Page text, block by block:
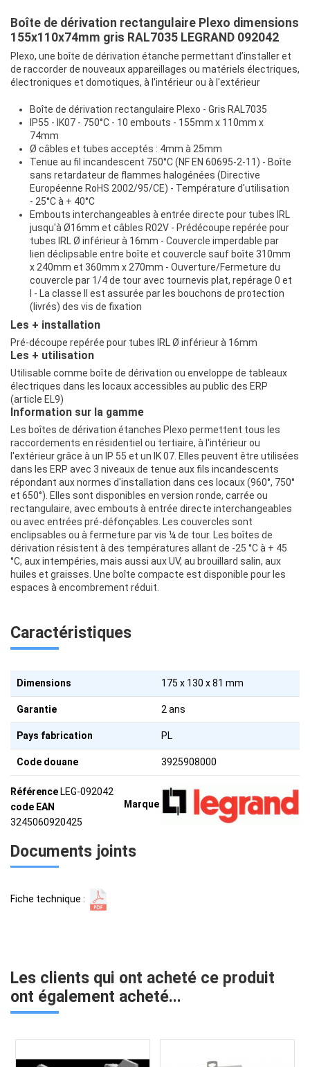
Boîte de dérivation rectangulaire Plexo dimensions
155x110x74mm gris RAL7035 LEGRAND 092042
Plexo, une boîte de dérivation étanche permettant d’installer et
de raccorder de nouveaux appareillages ou matériels électriques,
électroniques et domotiques, à l'intérieur ou à l'extérieur
Boîte de dérivation rectangulaire Plexo - Gris RAL7035
IP55 - IK07 - 750°C - 10 embouts - 155mm x 110mm x
74mm
Ø câbles et tubes acceptés : 4mm à 25mm
Tenue au fil incandescent 750°C (NF EN 60695-2-11) - Boîte
sans retardateur de flammes halogénées (Directive
Européenne RoHS 2002/95/CE) - Température d'utilisation
- 25°C à + 40°C
Embouts interchangeables à entrée directe pour tubes IRL
jusqu'à Ø16mm et câbles R02V - Prédécoupe repérée pour
tubes IRL Ø inférieur à 16mm - Couvercle imperdable par
lien déclipsable entre boîte et couvercle sauf boîte 310mm
x 240mm et 360mm x 270mm - Ouverture/Fermeture du
couvercle par 1/4 de tour avec tournevis plat, repérage 0 et
I - La classe II est assurée par les bouchons de protection
(livrés) des vis de fixation
Les + installation
Pré-découpe repérée pour tubes IRL Ø inférieur à 16mm
Les + utilisation
Utilisable comme boîte de dérivation ou enveloppe de tableaux
électriques dans les locaux accessibles au public des ERP
(article EL9)
Information sur la gamme
Les boîtes de dérivation étanches Plexo permettent tous les
raccordements en résidentiel ou tertiaire, à l'intérieur ou
l'extérieur grâce à un IP 55 et un IK 07. Elles peuvent être utilisées
dans les ERP avec 3 niveaux de tenue aux fils incandescents
répondant aux normes d'installation dans ces locaux (960°, 750°
et 650°). Elles sont disponibles en version ronde, carrée ou
rectangulaire, avec embouts à entrée directe interchangeables
ou avec entrées pré-défonçables. Les couvercles sont
enclipsables ou à fermeture par vis ¼ de tour. Les boîtes de
dérivation résistent à des températures allant de -25 °C à + 45
°C, aux intempéries, mais aussi aux UV, au brouillard salin, aux
huiles et graisses. Une boîte compacte est disponible pour les
espaces à encombrement réduit.
Caractéristiques
Dimensions 175 x 130 x 81 mm
Garantie 2 ans
Pays fabrication PL
Code douane 3925908000
Marque
Référence LEG-092042
code EAN
3245060920425
Documents joints
Fiche technique :
Les clients qui ont acheté ce produit
ont également acheté...